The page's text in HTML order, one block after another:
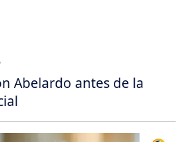
Abelardo antes de la